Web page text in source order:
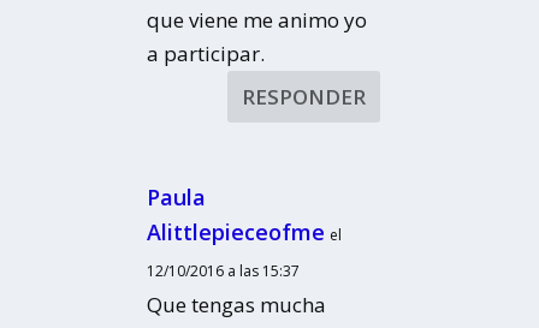
que viene me animo yo
a participar.
RESPONDER
Paula
Alittlepieceofme el
12/10/2016 a las 15:37
Que tengas mucha